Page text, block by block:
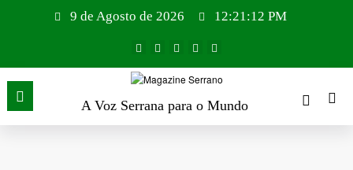
9 de Agosto de 2026 12:21:12 PM
A Voz Serrana para o Mundo